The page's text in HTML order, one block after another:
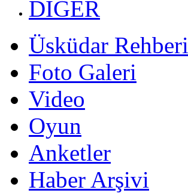
DİĞER
Üsküdar Rehberi
Foto Galeri
Video
Oyun
Anketler
Haber Arşivi